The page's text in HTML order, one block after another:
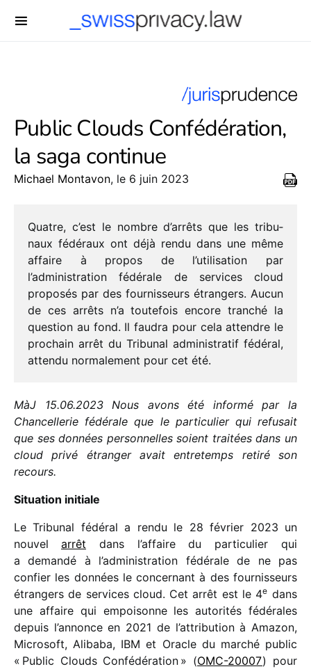
Public Clouds Confédération,
la saga continue
Michael Montavon, le 6 juin 2023
Quatre, c’est le nombre d’arrêts que les tribu­
naux fédé­raux ont déjà rendu dans une même
affaire à propos de l’utilisation par
l’administration fédé­rale de services cloud
propo­sés par des four­nis­seurs étran­gers. Aucun
de ces arrêts n’a toute­fois encore tran­ché la
ques­tion au fond. Il faudra pour cela attendre le
prochain arrêt du Tribunal admi­nis­tra­tif fédé­ral,
attendu norma­le­ment pour cet été.
MàJ 15.06.2023 Nous avons été informé par la
Chancellerie fédé­rale que le parti­cu­lier qui refu­sait
que ses données person­nelles soient trai­tées dans un
cloud privé étran­ger avait entre­temps retiré son
recours.
Situation initiale
Le Tribunal fédé­ral a rendu le 28 février 2023 un
nouvel arrêt dans l’affaire du parti­cu­lier qui
a demandé à l’administration fédé­rale de ne pas
confier les données le concer­nant à des four­nis­seurs
étran­gers de services cloud. Cet arrêt est le 4e dans
une affaire qui empoi­sonne les auto­ri­tés fédé­rales
depuis l’annonce en 2021 de l’attribution à Amazon,
Microsoft, Alibaba, IBM et Oracle du marché public
« Public Clouds Confédération » (OMC-20007) pour